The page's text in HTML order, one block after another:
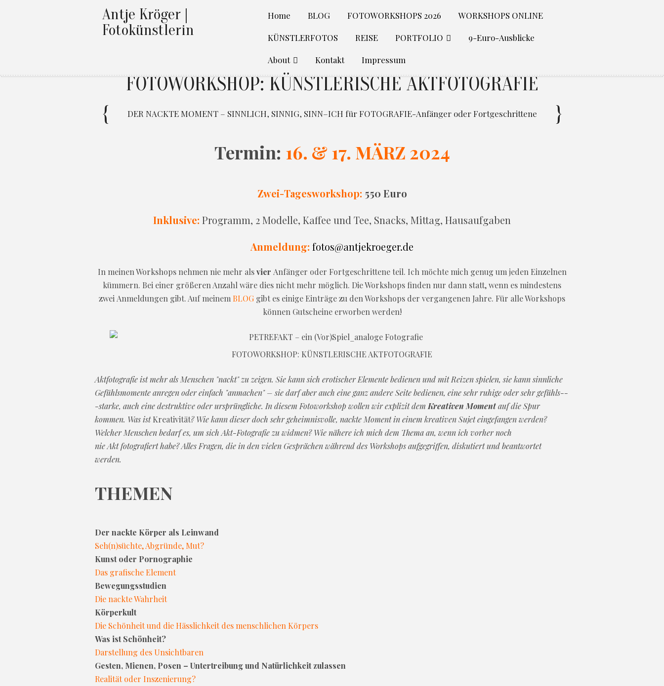
Antje Kröger |
Fotokünstlerin
Home BLOG FOTOWORKSHOPS 2026 WORKSHOPS ONLINE
KÜNSTLERFOTOS REISE PORTFOLIO 9-Euro-Ausblicke
About Kontakt Impressum
FOTOWORKSHOP: KÜNSTLERISCHE AKTFOTOGRAFIE
DER NACKTE MOMENT – SINNLICH, SINNIG, SINN–ICH für FOTOGRAFIE-Anfänger oder Fortgeschrittene
Termin: 16. & 17. MÄRZ 2024
Zwei-Tagesworkshop: 550 Euro
Inklusive: Programm, 2 Modelle, Kaffee und Tee, Snacks, Mittag, Hausaufgaben
Anmeldung: fotos@antjekroeger.de
In meinen Workshops nehmen nie mehr alsvier Anfänger oder Fortgeschrittene teil. Ich möchte mich genug um jeden Einzelnen
kümmern. Bei einer größeren Anzahl wäre dies nicht mehr möglich. Die Workshops finden nur dann statt, wenn es mindestens
zwei Anmeldungen gibt. Auf meinem BLOG gibt es einige Einträge zu den Workshops der vergangenen Jahre. Für alle Workshops
können Gutscheine erworben werden!
FOTOWORKSHOP: KÜNSTLERISCHE AKTFOTOGRAFIE
Aktfotografie ist mehr als Menschen "nackt" zu zeigen. Sie kann sich erotischer Elemente bedienen und mit Reizen spielen, sie kann sinnliche
Gefühlsmomente anregen oder einfach "anmachen" – sie darf aber auch eine ganz andere Seite bedienen, eine sehr ruhige oder sehr gefühls--
-starke, auch eine destruktive oder ursprüngliche. In diesem Fotoworkshop wollen wir explizit dem Kreativen Momentauf die Spur
kommen. Was istKreativität? Wie kann dieser doch sehr geheimnisvolle, nackte Moment in einem kreativen Sujet eingefangen werden?
Welcher Menschen bedarf es, um sich Akt-Fotografie zu widmen? Wie nähere ich mich dem Thema an, wenn ich vorher noch
nie Akt fotografiert habe? Alles Fragen, die in den vielen Gesprächen während des Workshops aufgegriffen, diskutiert und beantwortet
werden.
THEMEN
Der nackte Körper als Leinwand
Seh(n)süchte, Abgründe, Mut?
Kunst oder Pornographie
Das grafische Element
Bewegungsstudien
Die nackte Wahrheit
Körperkult
Die Schönheit und die Hässlichkeit des menschlichen Körpers
Was ist Schönheit?
Darstellung des Unsichtbaren
Gesten, Mienen, Posen – Untertreibung und Natürlichkeit zulassen
Realität oder Inszenierung?